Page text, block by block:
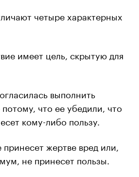
четыре характерных
имеет цель, скрытую для
выполнить
потому, что ее убедили, что
кому-либо пользу.
принесет жертве вред или,
не принесет пользы.